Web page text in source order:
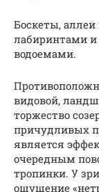
Боскеты,
лабиринтами
водоемами.
видовой,
торжество
причудливых
является
очередным
тропинки. У
ощущение